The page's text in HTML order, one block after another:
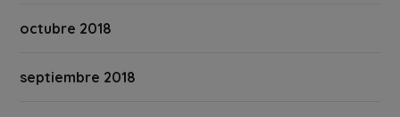
octubre 2018
septiembre 2018